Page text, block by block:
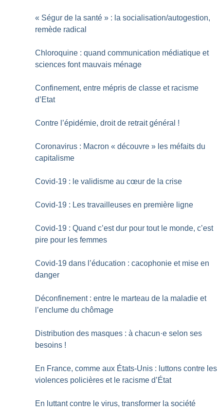
« Ségur de la santé » : la socialisation/autogestion,
remède radical
Chloroquine : quand communication médiatique et
sciences font mauvais ménage
Confinement, entre mépris de classe et racisme
d’Etat
Contre l’épidémie, droit de retrait général !
Coronavirus : Macron « découvre » les méfaits du
capitalisme
Covid-19 : le validisme au cœur de la crise
Covid-19 : Les travailleuses en première ligne
Covid-19 : Quand c’est dur pour tout le monde, c’est
pire pour les femmes
Covid-19 dans l’éducation : cacophonie et mise en
danger
Déconfinement : entre le marteau de la maladie et
l’enclume du chômage
Distribution des masques : à chacun·e selon ses
besoins !
En France, comme aux États-Unis : luttons contre les
violences policières et le racisme d’État
En luttant contre le virus, transformer la société